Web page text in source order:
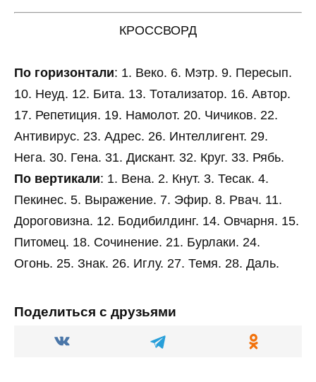
КРОССВОРД
По горизонтали: 1. Веко. 6. Мэтр. 9. Пересып.
10. Неуд. 12. Бита. 13. Тотализатор. 16. Автор.
17. Репетиция. 19. Намолот. 20. Чичиков. 22.
Антивирус. 23. Адрес. 26. Интеллигент. 29.
Нега. 30. Гена. 31. Дискант. 32. Круг. 33. Рябь.
По вертикали: 1. Вена. 2. Кнут. 3. Тесак. 4.
Пекинес. 5. Выражение. 7. Эфир. 8. Рвач. 11.
Дороговизна. 12. Бодибилдинг. 14. Овчарня. 15.
Питомец. 18. Сочинение. 21. Бурлаки. 24.
Огонь. 25. Знак. 26. Иглу. 27. Темя. 28. Даль.
Поделиться с друзьями